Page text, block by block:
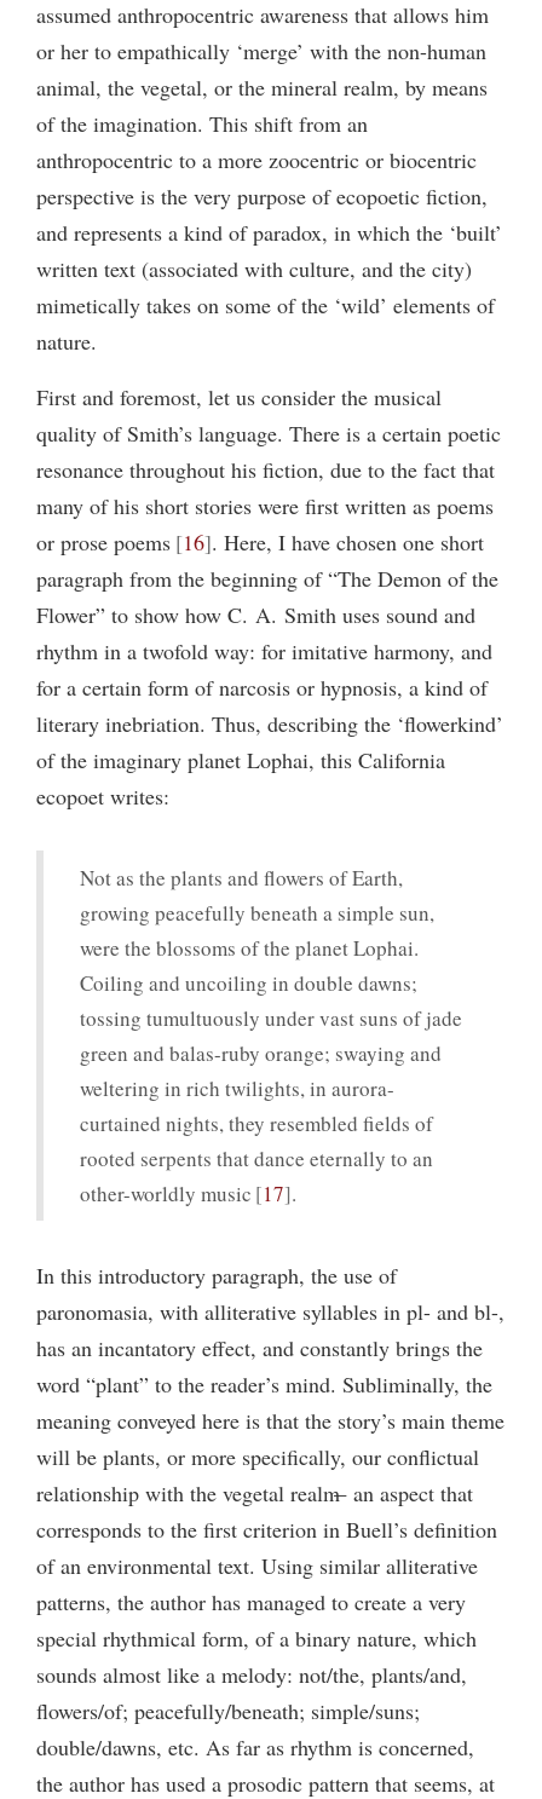
assumed anthropocentric awareness that allows him
or her to empathically ‘merge’ with the non-human
animal, the vegetal, or the mineral realm, by means
of the imagination. This shift from an
anthropocentric to a more zoocentric or biocentric
perspective is the very purpose of ecopoetic fiction,
and represents a kind of paradox, in which the ‘built’
written text (associated with culture, and the city)
mimetically takes on some of the ‘wild’ elements of
nature.
First and foremost, let us consider the musical
quality of Smith’s language. There is a certain poetic
resonance throughout his fiction, due to the fact that
many of his short stories were first written as poems
or prose poems 16 . Here, I have chosen one short
paragraph from the beginning of “The Demon of the
Flower” to show how C. A. Smith uses sound and
rhythm in a twofold way: for imitative harmony, and
for a certain form of narcosis or hypnosis, a kind of
literary inebriation. Thus, describing the ‘flowerkind’
of the imaginary planet Lophai, this California
ecopoet writes:
Not as the plants and flowers of Earth,
growing peacefully beneath a simple sun,
were the blossoms of the planet Lophai.
Coiling and uncoiling in double dawns;
tossing tumultuously under vast suns of jade
green and balas-ruby orange; swaying and
weltering in rich twilights, in aurora-
curtained nights, they resembled fields of
rooted serpents that dance eternally to an
other-worldly music 17 .
In this introductory paragraph, the use of
paronomasia, with alliterative syllables in pl- and bl-,
has an incantatory effect, and constantly brings the
word “plant” to the reader’s mind. Subliminally, the
meaning conveyed here is that the story’s main theme
will be plants, or more specifically, our conflictual
relationship with the vegetal realm ̶ an aspect that
corresponds to the first criterion in Buell’s definition
of an environmental text. Using similar alliterative
patterns, the author has managed to create a very
special rhythmical form, of a binary nature, which
sounds almost like a melody: not/the, plants/and,
flowers/of; peacefully/beneath; simple/suns;
double/dawns, etc. As far as rhythm is concerned,
the author has used a prosodic pattern that seems, at